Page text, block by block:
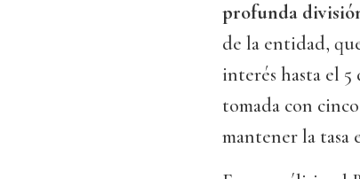
profunda
de la entidad,
interés hasta el
tomada con
mantener la tasa